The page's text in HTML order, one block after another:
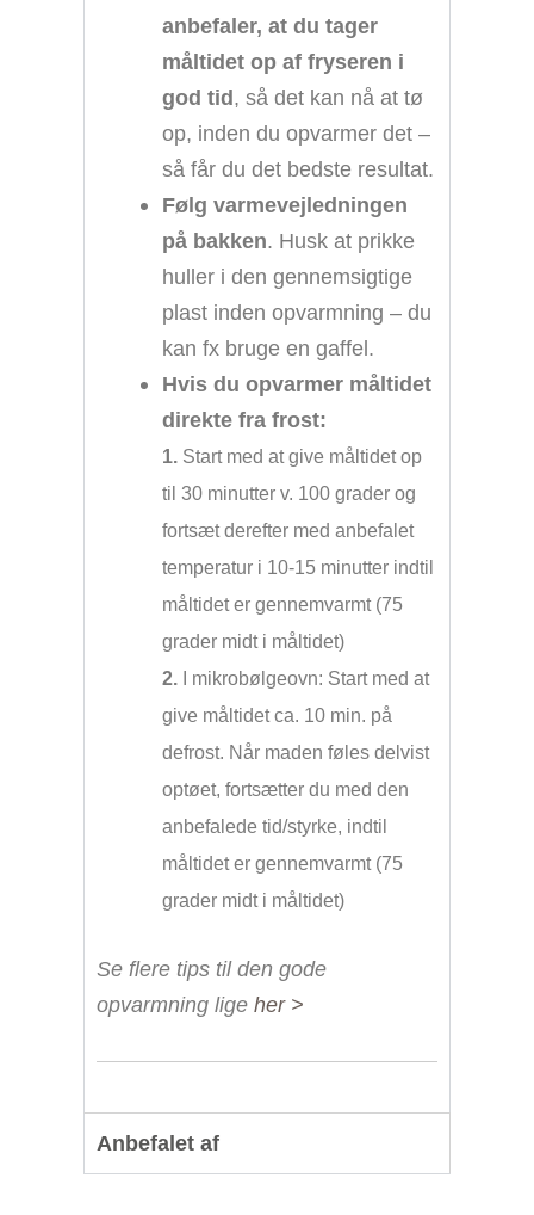
anbefaler, at du tager
måltidet op af fryseren i
god tid, så det kan nå at tø
op, inden du opvarmer det –
så får du det bedste resultat.
Følg varmevejledningen
på bakken. Husk at prikke
huller i den gennemsigtige
plast inden opvarmning – du
kan fx bruge en gaffel.
Hvis du opvarmer måltidet
direkte fra frost:
1.Start med at give måltidet op
til 30 minutter v. 100 grader og
fortsæt derefter med anbefalet
temperatur i 10-15 minutter indtil
måltidet er gennemvarmt (75
grader midt i måltidet)
2.I mikrobølgeovn: Start med at
give måltidet ca. 10 min. på
defrost. Når maden føles delvist
optøet, fortsætter du med den
anbefalede tid/styrke, indtil
måltidet er gennemvarmt (75
grader midt i måltidet)
Se flere tips til den gode
opvarmning lige her >
Anbefalet af